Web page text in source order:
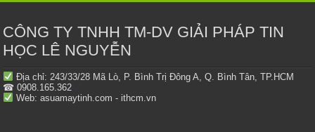
CÔNG TY TNHH TM-DV GIẢI PHÁP TIN
HỌC LÊ NGUYỄN
Địa chỉ: 243/33/28 Mã Lò, P. Bình Trị Đông A, Q. Bình Tân, TP.HCM
☎ 0908.165.362
Web: asuamaytinh.com - ithcm.vn